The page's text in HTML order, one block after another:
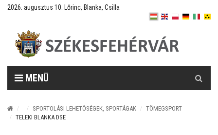
2026. augusztus 10. Lőrinc, Blanka, Csilla
MENÜ
SPORTOLÁSI LEHETŐSÉGEK, SPORTÁGAK
TÖMEGSPORT
TELEKI BLANKA DSE